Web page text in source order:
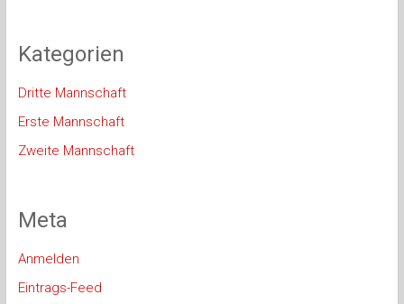
Kategorien
Dritte Mannschaft
Erste Mannschaft
Zweite Mannschaft
Meta
Anmelden
Eintrags-Feed